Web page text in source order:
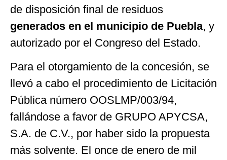
de disposición final de residuos
generados en el municipio de Puebla, y
autorizado por el Congreso del Estado.
Para el otorgamiento de la concesión, se
llevó a cabo el procedimiento de Licitación
Pública número OOSLMP/003/94,
fallándose a favor de GRUPO APYCSA,
S.A. de C.V., por haber sido la propuesta
más solvente. El once de enero de mil